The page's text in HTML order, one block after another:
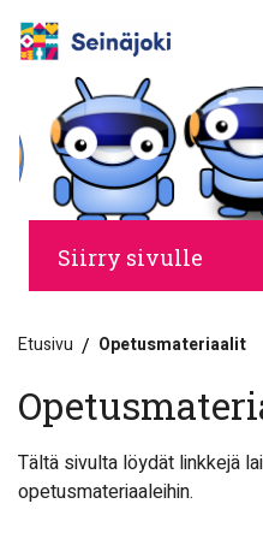
Siirry sivulle
Etusivu / Opetusmateriaalit
Tältä sivulta löydät linkkejä
opetusmateriaaleihin.